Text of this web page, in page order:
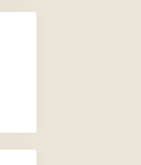
2026